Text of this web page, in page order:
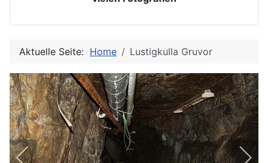
Aktuelle Seite: Home Lustigkulla Gruvor